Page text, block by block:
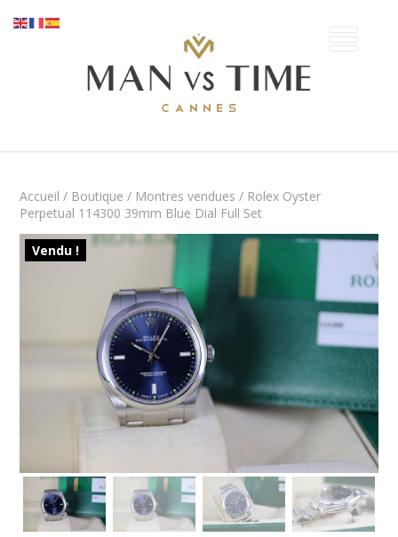
Accueil / Boutique / Montres vendues / Rolex Oyster
Perpetual 114300 39mm Blue Dial Full Set
Vendu !